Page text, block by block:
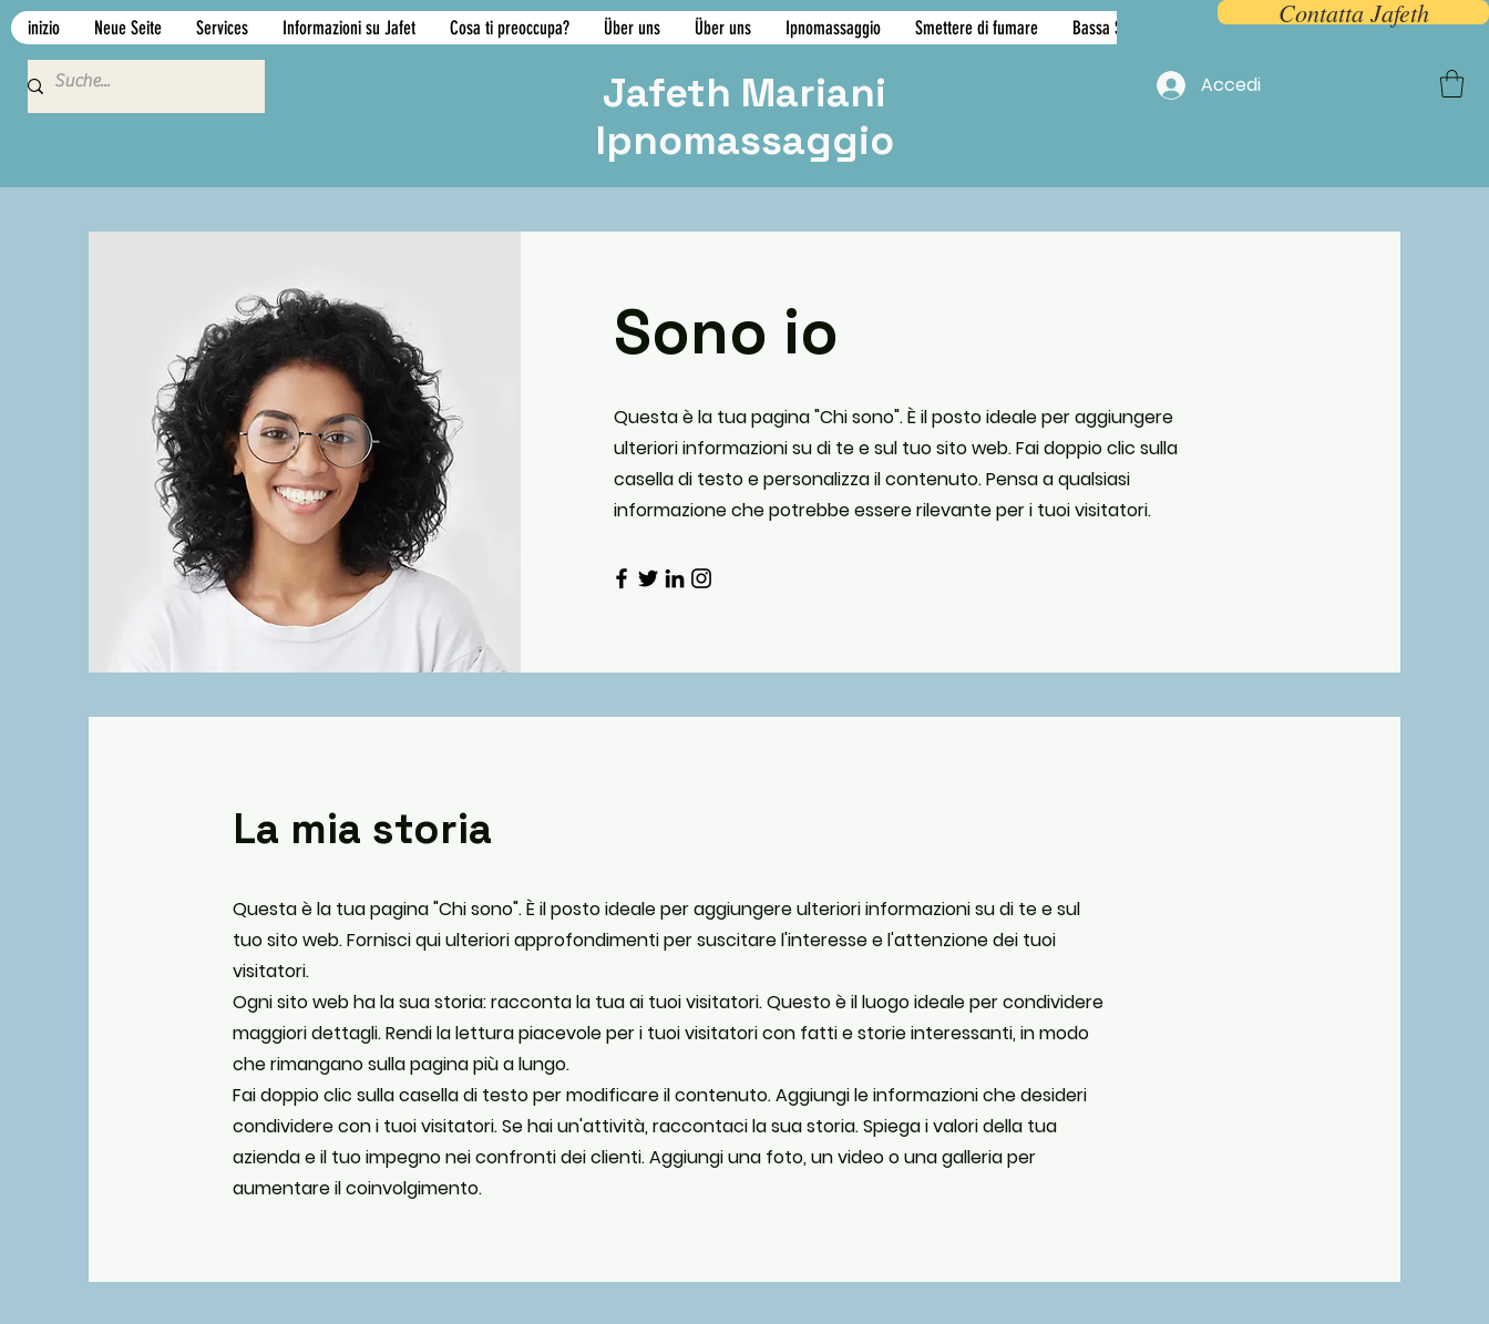
inizio Neue Seite Services Informazioni su Jafet Cosa ti preoccupa? Über uns Über uns Ipnomassaggio Smettere di fumare Bassa Sassonia More Contatta Jafeth
Jafeth Mariani
Ipnomassaggio
Accedi
Sono io
Questa è la tua pagina "Chi sono". È il posto ideale per aggiungere
ulteriori informazioni su di te e sul tuo sito web. Fai doppio clic sulla
casella di testo e personalizza il contenuto. Pensa a qualsiasi
informazione che potrebbe essere rilevante per i tuoi visitatori.
La mia storia
Questa è la tua pagina "Chi sono". È il posto ideale per aggiungere ulteriori informazioni su di te e sul
tuo sito web. Fornisci qui ulteriori approfondimenti per suscitare l'interesse e l'attenzione dei tuoi
visitatori.
Ogni sito web ha la sua storia: racconta la tua ai tuoi visitatori. Questo è il luogo ideale per condividere
maggiori dettagli. Rendi la lettura piacevole per i tuoi visitatori con fatti e storie interessanti, in modo
che rimangano sulla pagina più a lungo.
Fai doppio clic sulla casella di testo per modificare il contenuto. Aggiungi le informazioni che desideri
condividere con i tuoi visitatori. Se hai un'attività, raccontaci la sua storia. Spiega i valori della tua
azienda e il tuo impegno nei confronti dei clienti. Aggiungi una foto, un video o una galleria per
aumentare il coinvolgimento.